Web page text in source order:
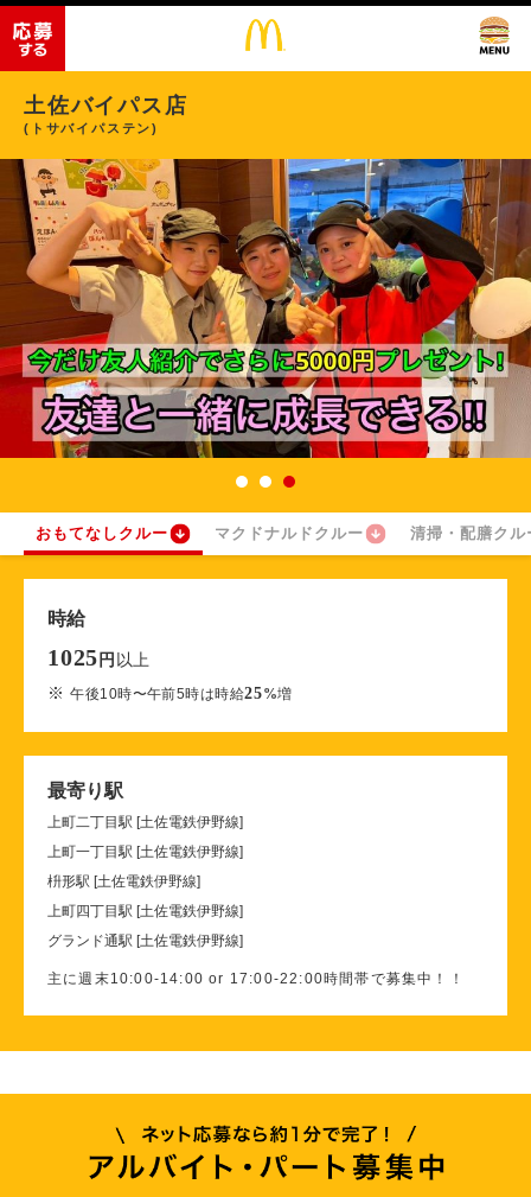
土佐バイパス店
(トサバイパステン)
おもてなしクルー マクドナルドクルー 清掃・配膳クル
時給
1025 円 以上
※午後10時〜午前5時は時給25%増
最寄り駅
上町二丁目駅 [土佐電鉄伊野線]
上町一丁目駅 [土佐電鉄伊野線]
枡形駅 [土佐電鉄伊野線]
上町四丁目駅 [土佐電鉄伊野線]
グランド通駅 [土佐電鉄伊野線]
主に週末10:00-14:00 or 17:00-22:00時間帯で募集中！！